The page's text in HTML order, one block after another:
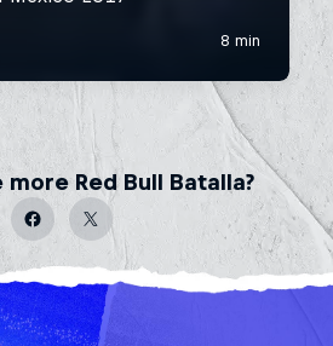
Red Bull Batalla?